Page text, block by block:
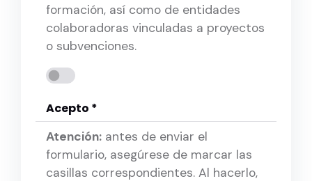
formación, así como de entidades
colaboradoras vinculadas a proyectos
o subvenciones.
Acepto *
Atención: antes de enviar el
formulario, asegúrese de marcar las
casillas correspondientes. Al hacerlo,